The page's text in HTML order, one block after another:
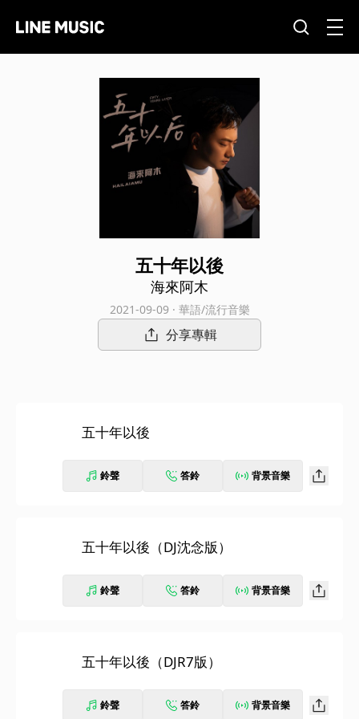
五十年以後
海來阿木
2021-09-09 · 華語/流行音樂
分享專輯
五十年以後
鈴聲 答鈴 背景音樂
五十年以後（DJ沈念版）
鈴聲 答鈴 背景音樂
五十年以後（DJR7版）
鈴聲 答鈴 背景音樂